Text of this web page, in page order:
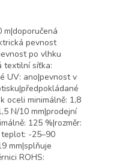
přístřešky ) i k fixaci a
Je výbornou
pro dočasné opravy,
přidržení a značení.
m|doporučená
pevnost
po vlhku
textilní síťka:
UV: ano|pevnost v
oceli minimálně: 1,8
N/10 mm|prodejní
125 %|rozměr:
-25–90
mm|splňuje
ROHS: